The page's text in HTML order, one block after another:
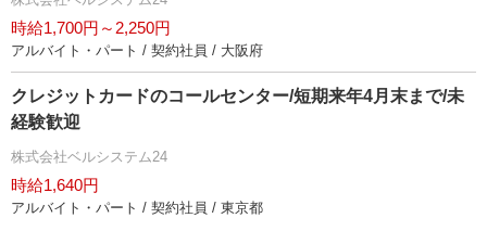
時給1,700円～2,250円
アルバイト・パート / 契約社員 / 大阪府
クレジットカードのコールセンター/短期来年4月末まで/未
経験歓迎
株式会社ベルシステム24
時給1,640円
アルバイト・パート / 契約社員 / 東京都